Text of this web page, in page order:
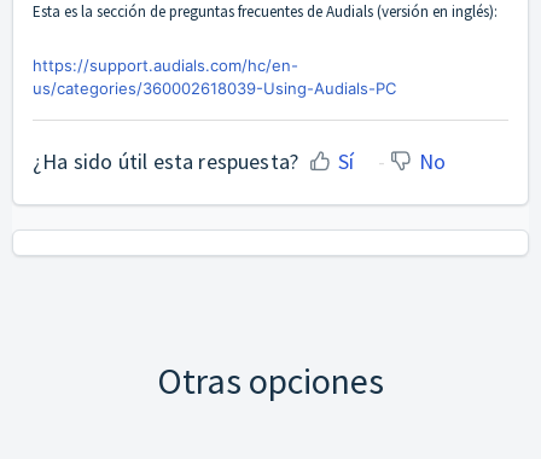
Esta es la sección de preguntas frecuentes de Audials (versión en inglés):
https://support.audials.com/hc/en-
us/categories/360002618039-Using-Audials-PC
¿Ha sido útil esta respuesta? Sí No
Otras opciones